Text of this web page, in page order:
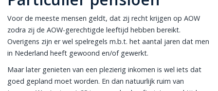
Voor de meeste mensen geldt, dat zij recht krijgen op AOW
zodra zij de AOW-gerechtigde leeftijd hebben bereikt.
Overigens zijn er wel spelregels m.b.t. het aantal jaren dat men
in Nederland heeft gewoond en/of gewerkt.
Maar later genieten van een plezierig inkomen is wel iets dat
goed gepland moet worden. En dan natuurlijk ruim van